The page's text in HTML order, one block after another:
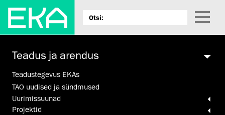
Teadus ja arendus
Teadustegevus EKAs
TAO uudised ja sündmused
Uurimis­suunad
Projektid